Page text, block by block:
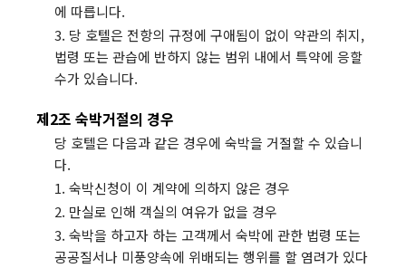
에 따릅니다.
3. 당 호텔은 전항의 규정에 구애됨이 없이 약관의 취지,
법령 또는 관습에 반하지 않는 범위 내에서 특약에 응할
수가 있습니다.
제2조 숙박거절의 경우
당 호텔은 다음과 같은 경우에 숙박을 거절할 수 있습니
다.
1. 숙박신청이 이 계약에 의하지 않은 경우
2. 만실로 인해 객실의 여유가 없을 경우
3. 숙박을 하고자 하는 고객께서 숙박에 관한 법령 또는
공공질서나 미풍양속에 위배되는 행위를 할 염려가 있다